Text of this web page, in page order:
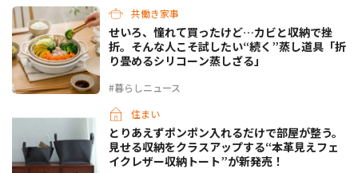
共働き家事
#暮らしニュース
せいろ、憧れて買ったけど…カビと収納で挫
折。そんな人こそ試したい“続く”蒸し道具「折
り畳めるシリコーン蒸しざる」
住まい
とりあえずポンポン入れるだけで部屋が整う。
見せる収納をクラスアップする“本革見えフェ
イクレザー収納トート”が新発売！